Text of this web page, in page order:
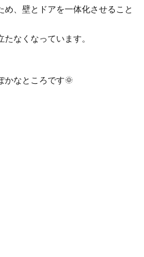
、壁とドアを一体化させること
なくなっています。
かなところです🌞